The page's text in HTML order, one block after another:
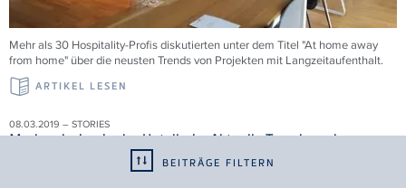
BEITRÄGE FILTERN
Mehr als 30 Hospitality-Profis diskutierten unter dem Titel "At home away
from home" über die neusten Trends von Projekten mit Langzeitaufenthalt.
ARTIKEL LESEN
08.03.2019 – STORIES
Markendesign in der Hotellerie: Aktuelle Trends und